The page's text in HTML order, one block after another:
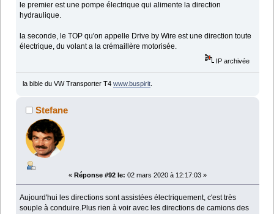
le premier est une pompe électrique qui alimente la direction
hydraulique.
la seconde, le TOP qu'on appelle Drive by Wire est une direction toute
électrique, du volant a la crémaillère motorisée.
IP archivée
la bible du VW Transporter T4 www.buspirit.
Stefane
« Réponse #92 le: 02 mars 2020 à 12:17:03 »
Aujourd'hui les directions sont assistées électriquement, c'est très
souple à conduire.Plus rien à voir avec les directions de camions des